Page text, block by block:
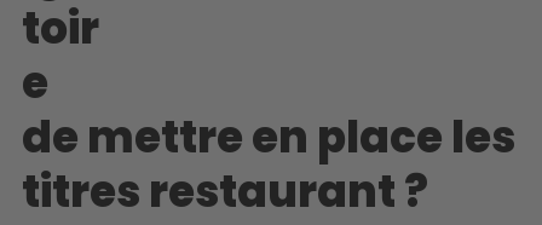
Accepter
toir
e
de mettre en place les
titres restaurant ?